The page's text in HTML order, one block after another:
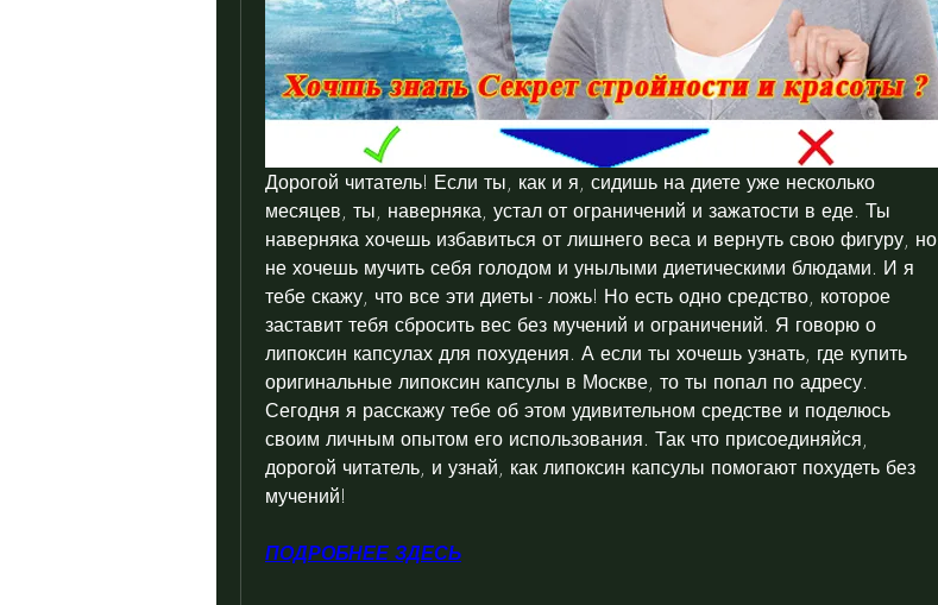
Дорогой читатель! Если ты, как и я, сидишь на диете уже несколько
месяцев, ты, наверняка, устал от ограничений и зажатости в еде. Ты
наверняка хочешь избавиться от лишнего веса и вернуть свою фигуру, но
не хочешь мучить себя голодом и унылыми диетическими блюдами. И я
тебе скажу, что все эти диеты - ложь! Но есть одно средство, которое
заставит тебя сбросить вес без мучений и ограничений. Я говорю о
липоксин капсулах для похудения. А если ты хочешь узнать, где купить
оригинальные липоксин капсулы в Москве, то ты попал по адресу.
Сегодня я расскажу тебе об этом удивительном средстве и поделюсь
своим личным опытом его использования. Так что присоединяйся,
дорогой читатель, и узнай, как липоксин капсулы помогают похудеть без
мучений!
ПОДРОБНЕЕ ЗДЕСЬ